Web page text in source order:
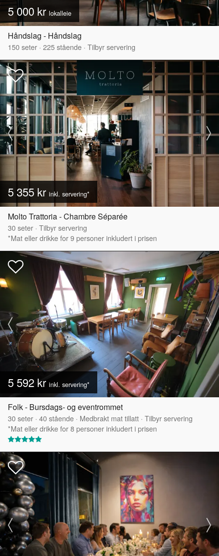
5 000 kr lokalleie
Håndslag - Håndslag
150seter · 225stående · Tilbyr servering
5 355 kr inkl. servering*
Molto Trattoria - Chambre Séparée
30seter · Tilbyr servering
*Mat eller drikke for 9 personer inkludert i prisen
5 592 kr inkl. servering*
Folk - Bursdags- og eventrommet
30seter · 40stående · Medbrakt mat tillatt · Tilbyr servering
*Mat eller drikke for 8 personer inkludert i prisen